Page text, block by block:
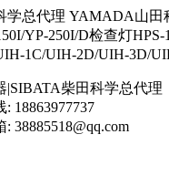
学总代理 YAMADA山
YP-250I/D检查灯HPS-
1C/UIH-2D/UIH-3D/
|SIBATA柴田科学总代理
: 18863977737
: 38885518@qq.com